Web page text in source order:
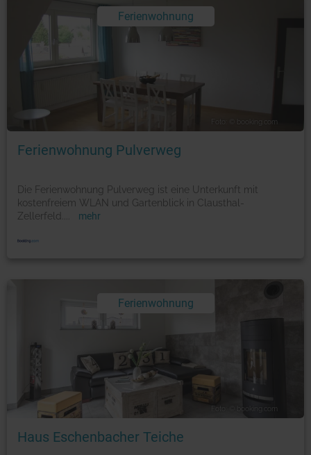
Ferienwohnung
Foto: © booking.com
Ferienwohnung Pulverweg
Die Ferienwohnung Pulverweg ist eine Unterkunft mit
kostenfreiem WLAN und Gartenblick in Clausthal-
Zellerfeld.
mehr
Ferienwohnung
Foto: © booking.com
Haus Eschenbacher Teiche